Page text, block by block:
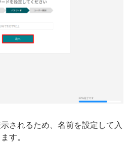
されるため、名前を設定して入
す。